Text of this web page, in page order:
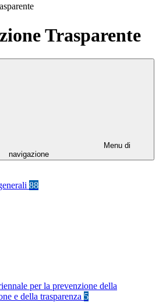
Trasparente
Menu di
navigazione
88
per la prevenzione della
e della trasparenza 5